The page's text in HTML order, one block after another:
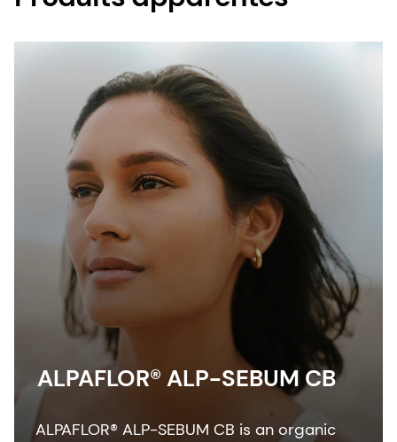
ALPAFLOR® ALP-SEBUM CB
ALPAFLOR® ALP-SEBUM CB is an organic